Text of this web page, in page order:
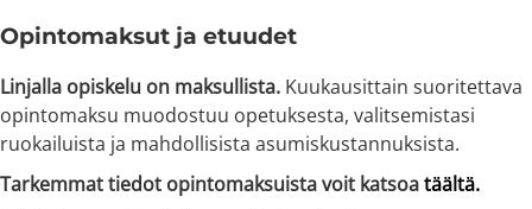
Opintomaksut ja etuudet
Linjalla opiskelu on maksullista. Kuukausittain suoritettava
opintomaksu muodostuu opetuksesta, valitsemistasi
ruokailuista ja mahdollisista asumiskustannuksista.
Tarkemmat tiedot opintomaksuista voit katsoatäältä.